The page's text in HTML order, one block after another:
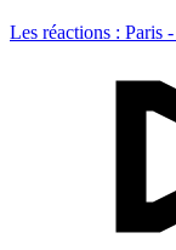
Les réactions : Paris